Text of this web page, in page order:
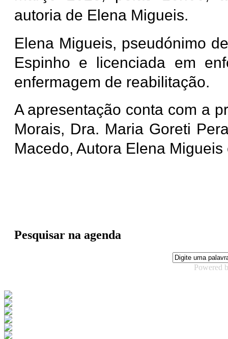
autoria de Elena Migueis.
Elena Migueis, pseudónimo
Espinho e licenciada em
enfermagem de reabilitação.
A apresentação conta com a
Morais, Dra. Maria Goreti
Macedo, Autora Elena
Pesquisar na agenda
Powered